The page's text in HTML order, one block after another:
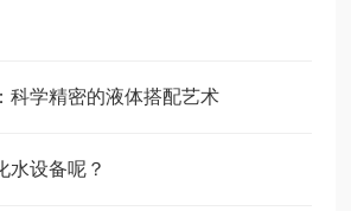
科学精密的液体搭配艺术
水设备呢？